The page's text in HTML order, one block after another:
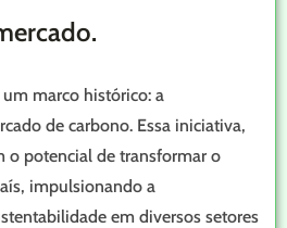
marco histórico: a
de carbono. Essa iniciativa,
o potencial de transformar o
impulsionando a
em diversos setores